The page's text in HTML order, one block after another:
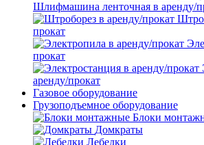
Шлифмашина ленточная в аренду/
прокат
прокат
аренду/прокат
Газовое оборудование
Грузоподъемное оборудование
Блоки
Домкраты
Лебедки